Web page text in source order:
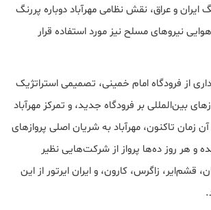
ایران و عراق، نقش نظامی مهرآباد دوباره پررنگ
نیروهای مسلح نیز مورد استفاده قرار
بهره‌برداری از فرودگاه امام خمینی، تصمیمی استراتژیک
بین‌المللی بر فرودگاه جدید، و تمرکز مهرآباد
آن زمان تاکنون، مهرآباد به شریان اصلی پروازهای
و هر روز ده‌ها پرواز از شرکت‌هایی نظیر
قشم‌ایر، زاگرس، کارون، و ایران ایرتور از این